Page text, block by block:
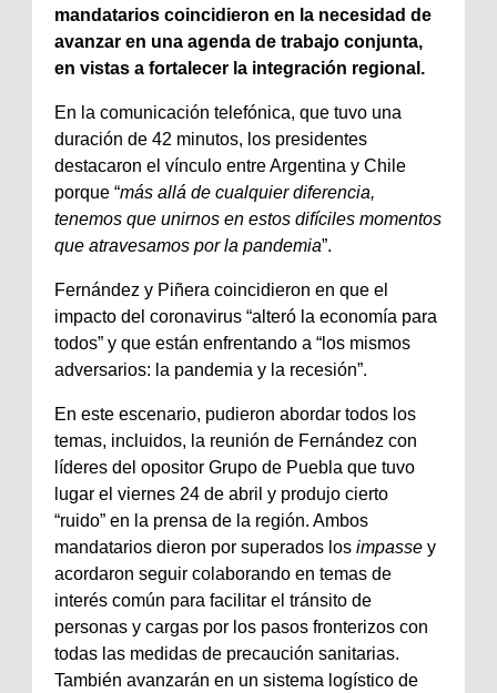
mandatarios coincidieron en la necesidad de
avanzar en una agenda de trabajo conjunta,
en vistas a fortalecer la integración regional.
En la comunicación telefónica, que tuvo una
duración de 42 minutos, los presidentes
destacaron el vínculo entre Argentina y Chile
porque “más allá de cualquier diferencia,
tenemos que unirnos en estos difíciles momentos
que atravesamos por la pandemia”.
Fernández y Piñera coincidieron en que el
impacto del coronavirus “alteró la economía para
todos” y que están enfrentando a “los mismos
adversarios: la pandemia y la recesión”.
En este escenario, pudieron abordar todos los
temas, incluidos, la reunión de Fernández con
líderes del opositor Grupo de Puebla que tuvo
lugar el viernes 24 de abril y produjo cierto
“ruido” en la prensa de la región. Ambos
mandatarios dieron por superados los impasse y
acordaron seguir colaborando en temas de
interés común para facilitar el tránsito de
personas y cargas por los pasos fronterizos con
todas las medidas de precaución sanitarias.
También avanzarán en un sistema logístico de